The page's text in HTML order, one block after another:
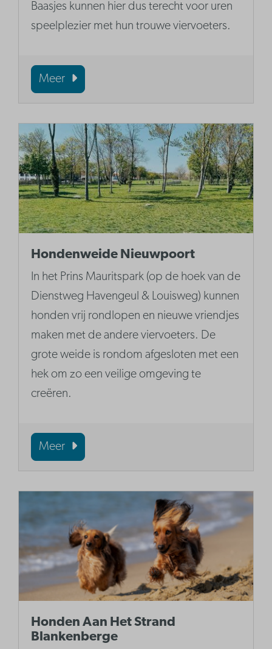
Baasjes kunnen hier dus terecht voor uren
speelplezier met hun trouwe viervoeters.
Meer
Hondenweide Nieuwpoort
In het Prins Mauritspark (op de hoek van de
Dienstweg Havengeul & Louisweg) kunnen
honden vrij rondlopen en nieuwe vriendjes
maken met de andere viervoeters. De
grote weide is rondom afgesloten met een
hek om zo een veilige omgeving te
creëren.
Meer
Honden Aan Het Strand
Blankenberge